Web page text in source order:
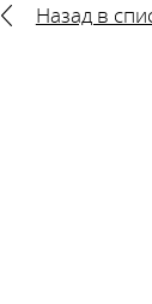
Назад в